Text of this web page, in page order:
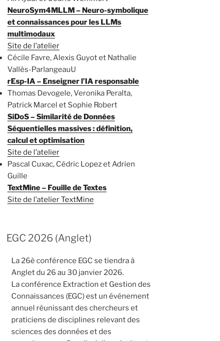
NeuroSym4MLLM – Neuro-symbolique
et connaissances pour les LLMs
multimodaux
Site de l’atelier
Cécile Favre, Alexis Guyot et Nathalie
Vallès-ParlangeauU
rEsp-IA – Enseigner l’IA responsable
Thomas Devogele, Veronika Peralta,
Patrick Marcel et Sophie Robert
SiDoS – Similarité de Données
Séquentielles massives : définition,
calcul et optimisation
Site de l’atelier
Pascal Cuxac, Cédric Lopez et Adrien
Guille
TextMine – Fouille de Textes
Site de l’atelier TextMine
EGC 2026 (Anglet)
La 26è conférence EGC se tiendra à
Anglet du 26 au 30 janvier 2026.
La conférence Extraction et Gestion des
Connaissances (EGC) est un événement
annuel réunissant des chercheurs et
praticiens de disciplines relevant des
sciences des données et des